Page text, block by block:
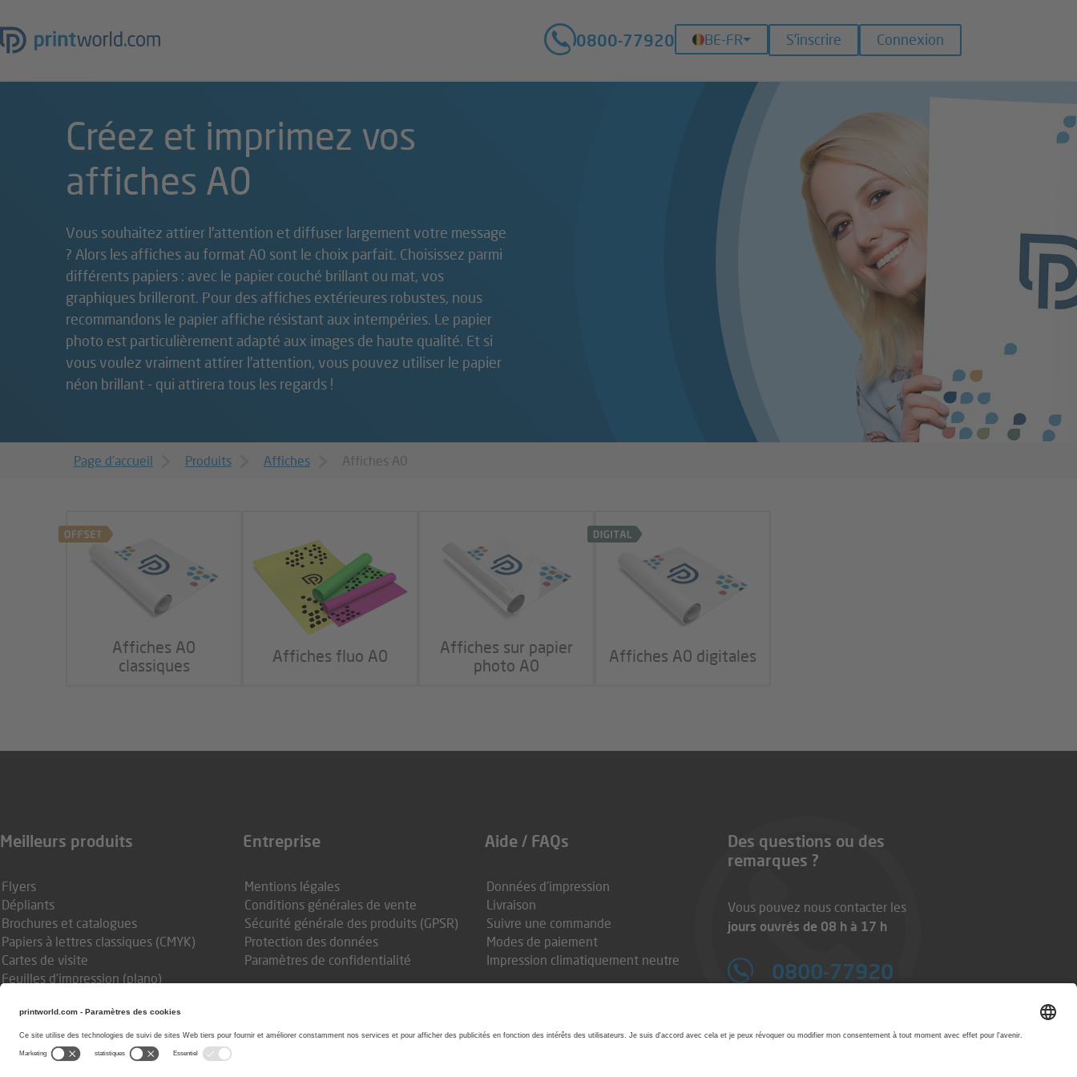
0800-77920 BE-FR S’inscrire Connexion
Créez et imprimez vos
affiches A0
Vous souhaitez attirer l'attention et diffuser largement votre message
? Alors les affiches au format A0 sont le choix parfait. Choisissez parmi
différents papiers : avec le papier couché brillant ou mat, vos
graphiques brilleront. Pour des affiches extérieures robustes, nous
recommandons le papier affiche résistant aux intempéries. Le papier
photo est particulièrement adapté aux images de haute qualité. Et si
vous voulez vraiment attirer l'attention, vous pouvez utiliser le papier
néon brillant - qui attirera tous les regards !
Page d’accueil Produits Affiches Affiches A0
Affiches A0
classiques
Affiches fluo A0
Affiches sur papier
photo A0
Affiches A0 digitales
Meilleurs produits
Flyers
Dépliants
Brochures et catalogues
Papiers à lettres classiques (CMYK)
Cartes de visite
Feuilles d'impression (plano)
& Pantone
Journal de l’année
Entreprise
Mentions légales
Conditions générales de vente
Sécurité générale des produits (GPSR)
Protection des données
Paramètres de confidentialité
Aide / FAQs
Données d'impression
Livraison
Suivre une commande
Modes de paiement
Impression climatiquement neutre
Des questions ou des
remarques ?
Vous pouvez nous contacter les
jours ouvrés de 08 h à 17 h
0800-77920